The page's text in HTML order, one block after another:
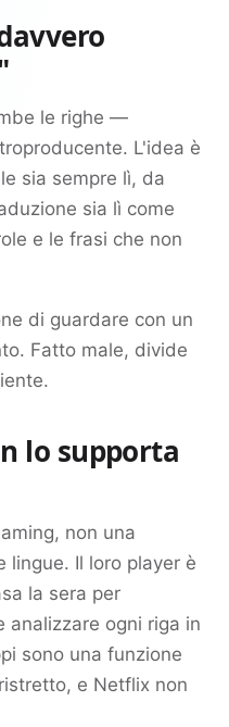
le righe —
L'idea è
sia sempre lì, da
sia lì come
e le frasi che non
di guardare con un
Fatto male, divide
lo supporta
non una
lingue. Il loro player è
la sera per
analizzare ogni riga in
sono una funzione
e Netflix non